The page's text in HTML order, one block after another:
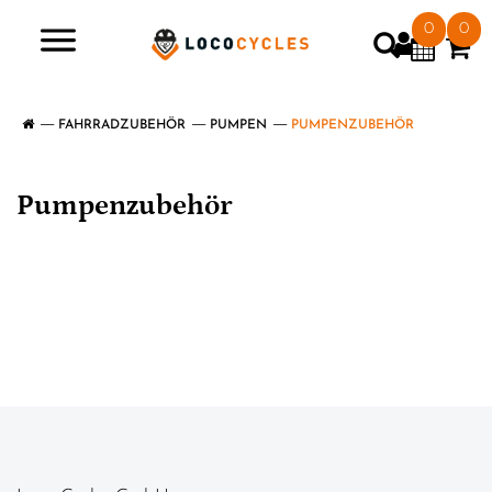
0 0
FAHRRADZUBEHÖR PUMPEN PUMPENZUBEHÖR
Pumpenzubehör